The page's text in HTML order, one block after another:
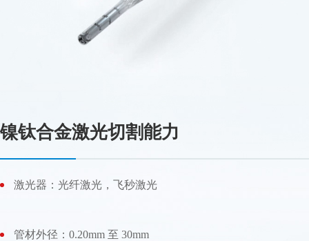
镍钛合金激光切割能力
激光器：光纤激光，飞秒激光
管材外径：0.20mm 至 30mm